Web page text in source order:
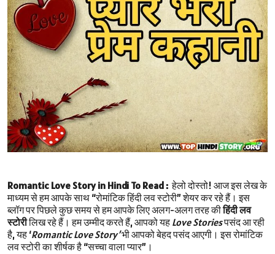
Romantic Love Story in Hindi To Read :हेलो दोस्तो! आज इस लेख के
माध्यम से हम आपके साथ “रोमांटिक हिंदी लव स्टोरी” शेयर कर रहे हैं। इस
ब्लॉग पर पिछले कुछ समय से हम आपके लिए अलग-अलग तरह कीहिंदी लव
स्टोरीलिख रहे हैं। हम उम्मीद करते हैं, आपको यह Love Storiesपसंद आ रही
है, यह ‘Romantic Love Story’भी आपको बेहद पसंद आएगी। इस रोमांटिक
लव स्टोरी का शीर्षक है “सच्चा वाला प्यार”।